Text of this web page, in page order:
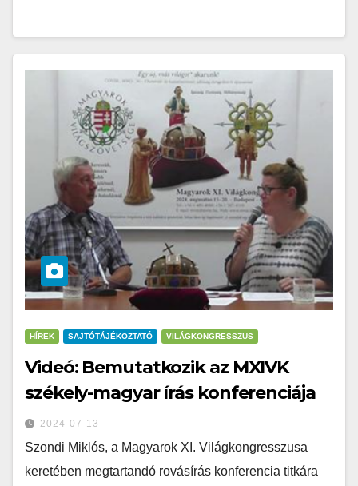
HÍREK SAJTÓTÁJÉKOZTATÓ VILÁGKONGRESSZUS
Videó: Bemutatkozik az MXIVK
székely-magyar írás konferenciája
2024-07-13
Szondi Miklós, a Magyarok XI. Világkongresszusa
keretében megtartandó rovásírás konferencia titkára